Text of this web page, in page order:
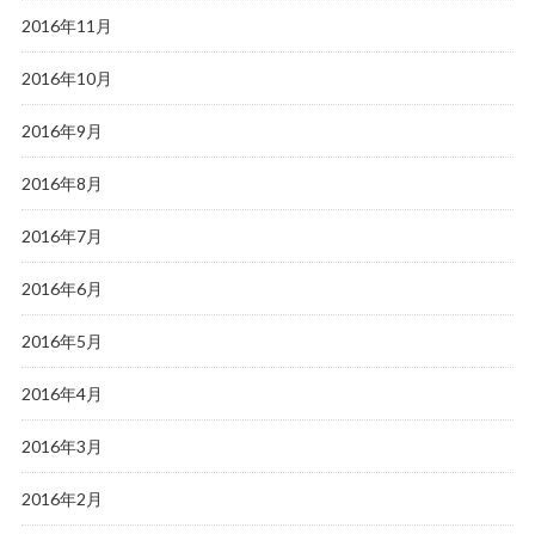
2016年11月
2016年10月
2016年9月
2016年8月
2016年7月
2016年6月
2016年5月
2016年4月
2016年3月
2016年2月